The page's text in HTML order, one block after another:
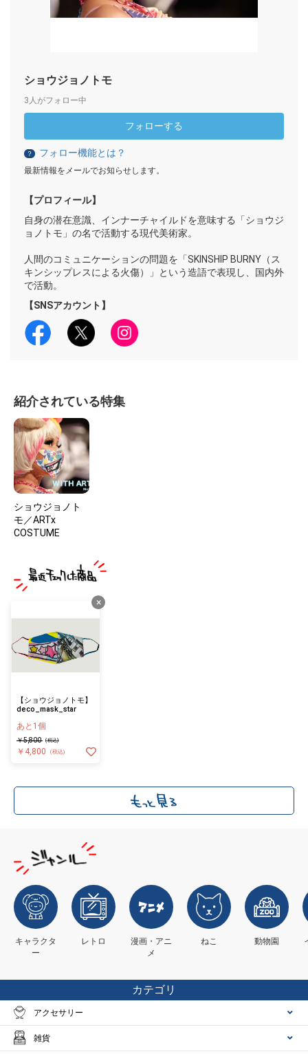
ショウジョノトモ
3人がフォロー中
フォローする
？ フォロー機能とは？
最新情報をメールでお知らせします。
【プロフィール】
自身の潜在意識、インナーチャイルドを意味する「ショウジ
ョノトモ」の名で活動する現代美術家。
人間のコミュニケーションの問題を「SKINSHIP BURNY（ス
キンシップレスによる火傷）」という造語で表現し、国内外
で活動。
【SNSアカウント】
紹介されている特集
ショウジョノト
モ／ARTx
COSTUME
×
【ショウジョノトモ】
deco_mask_star
あと1個
￥5,800 (税込)
￥4,800 (税込)
キャラクタ
ー
レトロ
漫画・アニ
メ
ねこ 動物園
カテゴリ
アクセサリー
雑貨